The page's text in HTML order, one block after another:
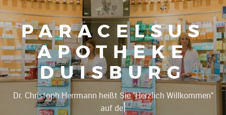
PARACELSUS
APOTHEKE
DUISBURG
Dr. Christoph|